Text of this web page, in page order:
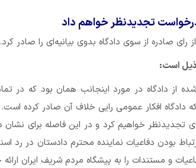
تجدیدنظر خواهم داد
صادره از سوی دادگاه بدوی بیانیه‌ای را صادر کرد.
ذیل است:
از دادگاه در مورد اینجانب همان بود که در
دادگاه افکار عمومی رایی خلاف آن صادر کرده
تجدیدنظر خواهیم کرد و در این فاصله برای نشان
بودن دفاعیات نماینده محترم دادستان در رد
و مستندات را به پیشگاه مردم شریف ایران